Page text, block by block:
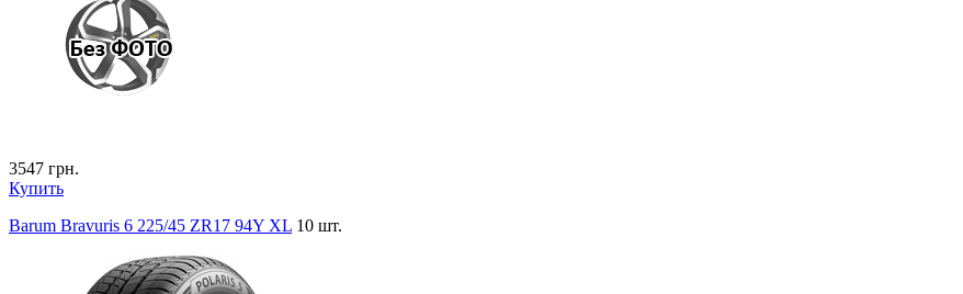
3547 грн.
Купить
Barum Bravuris 6 225/45 ZR17 94Y XL 10 шт.